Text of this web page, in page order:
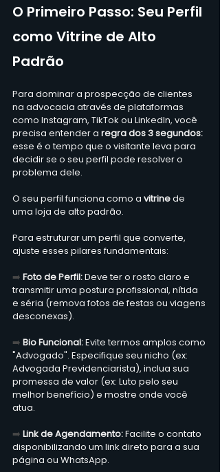
O Primeiro Passo: Seu Perfil
como Vitrine de Alto
Padrão
Para dominar a prospecção de clientes
na advocacia através de plataformas
como Instagram, TikTok ou LinkedIn, você
precisa entender a regra dos 3 segundos:
esse é o tempo que o visitante leva para
decidir se o seu perfil pode resolver o
problema dele.
O seu perfil funciona como a vitrine de
uma loja de alto padrão.
Para estruturar um perfil que converte,
ajuste esses pilares fundamentais:
➡️ Foto de Perfil: Deve ter o rosto claro e
transmitir uma postura profissional, nítida
e séria (remova fotos de festas ou viagens
desconexas).
➡️ Bio Funcional: Evite termos amplos como
"Advogado". Especifique seu nicho (ex:
Advogada Previdenciarista), inclua sua
promessa de valor (ex: Luto pelo seu
melhor benefício) e mostre onde você
atua.
➡️ Link de Agendamento: Facilite o contato
disponibilizando um link direto para a sua
página ou WhatsApp.